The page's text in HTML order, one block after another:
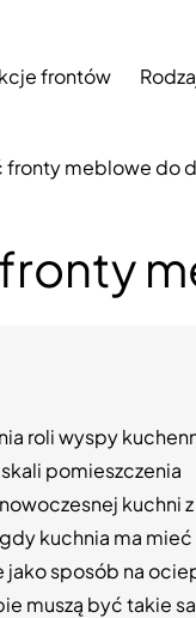
frontów
fronty meblowe do
roli wyspy
pomieszczenia
kuchni
kuchnia ma
jako sposób na
muszą być takie